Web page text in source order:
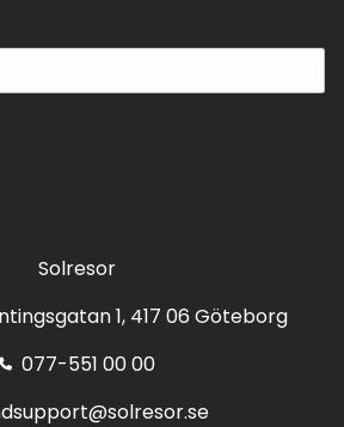
Solresor
1, 417 06 Göteborg
077-551 00 00